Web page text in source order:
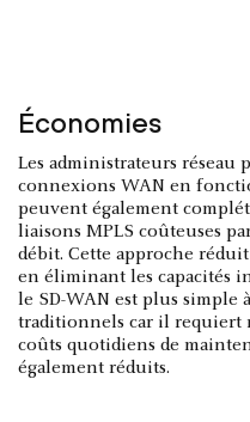
Économies
Les administrateurs réseau
connexions WAN en
peuvent également
liaisons MPLS coûteuses
débit. Cette approche réduit
en éliminant les capacités
le SD-WAN est plus simple
traditionnels car il requiert
coûts quotidiens de
également réduits.